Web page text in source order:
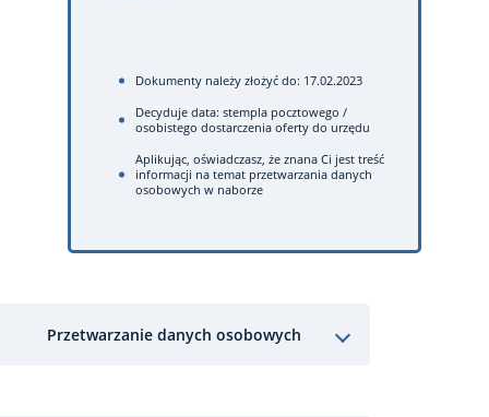
Dokumenty należy złożyć do: 17.02.2023
Decyduje data: stempla pocztowego /
osobistego dostarczenia oferty do urzędu
Aplikując, oświadczasz, że znana Ci jest treść
informacji na temat przetwarzania danych
osobowych w naborze
Przetwarzanie danych osobowych